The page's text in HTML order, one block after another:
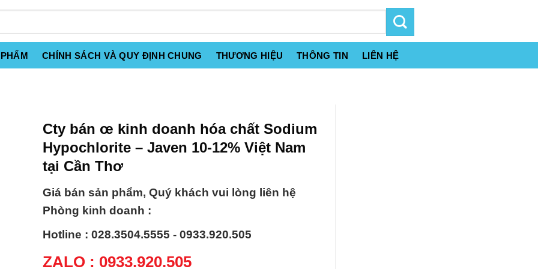
CHÍNH SÁCH VÀ QUY ĐỊNH CHUNG THƯƠNG HIỆU THÔNG TIN LIÊN HỆ
Cty bán œ kinh doanh hóa chất Sodium
Hypochlorite – Javen 10-12% Việt Nam
tại Cần Thơ
Giá bán sản phẩm, Quý khách vui lòng liên hệ
Phòng kinh doanh :
Hotline : 028.3504.5555 - 0933.920.505
ZALO : 0933.920.505